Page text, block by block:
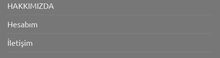
HAKKIMIZDA
Hesabım
İletişim